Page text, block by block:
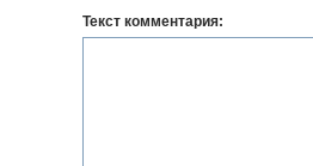
Текст комментария: